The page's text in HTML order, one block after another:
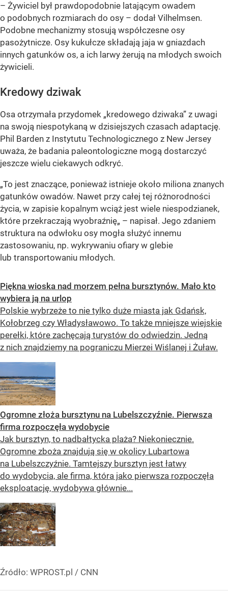
– Żywiciel był prawdopodobnie latającym owadem
o podobnych rozmiarach do osy – dodał Vilhelmsen.
Podobne mechanizmy stosują współczesne osy
pasożytnicze. Osy kukułcze składają jaja w gniazdach
innych gatunków os, a ich larwy żerują na młodych swoich
żywicieli.
Kredowy dziwak
Osa otrzymała przydomek „kredowego dziwaka” z uwagi
na swoją niespotykaną w dzisiejszych czasach adaptację.
Phil Barden z Instytutu Technologicznego z New Jersey
uważa, że badania paleontologiczne mogą dostarczyć
jeszcze wielu ciekawych odkryć.
„To jest znaczące, ponieważ istnieje około miliona znanych
gatunków owadów. Nawet przy całej tej różnorodności
życia, w zapisie kopalnym wciąż jest wiele niespodzianek,
które przekraczają wyobraźnię„ – napisał. Jego zdaniem
struktura na odwłoku osy mogła służyć innemu
zastosowaniu, np. wykrywaniu ofiary w glebie
lub transportowaniu młodych.
Piękna wioska nad morzem pełna bursztynów. Mało kto
wybiera ją na urlop
Polskie wybrzeże to nie tylko duże miasta jak Gdańsk,
Kołobrzeg czy Władysławowo. To także mniejsze wiejskie
perełki, które zachęcają turystów do odwiedzin. Jedną
z nich znajdziemy na pograniczu Mierzei Wiślanej i Żuław.
Ogromne złoża bursztynu na Lubelszczyźnie. Pierwsza
firma rozpoczęła wydobycie
Jak bursztyn, to nadbałtycka plaża? Niekoniecznie.
Ogromne zboża znajdują się w okolicy Lubartowa
na Lubelszczyźnie. Tamtejszy bursztyn jest łatwy
do wydobycia, ale firma, która jako pierwsza rozpoczęła
eksploatację, wydobywa głównie...
Źródło: WPROST.pl / CNN